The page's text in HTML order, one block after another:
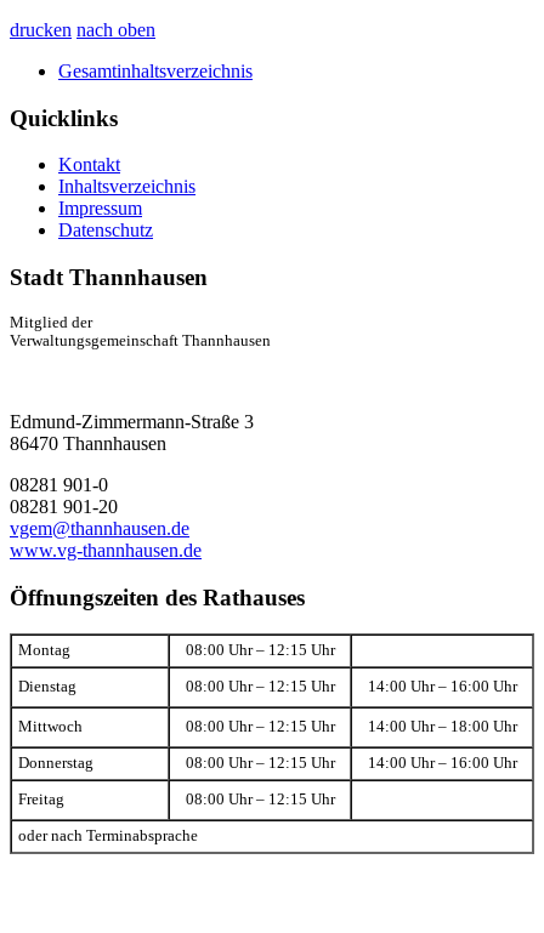
drucken nach oben
Gesamtinhaltsverzeichnis
Quicklinks
Kontakt
Inhaltsverzeichnis
Impressum
Datenschutz
Stadt Thannhausen
Mitglied der
Verwaltungsgemeinschaft Thannhausen
Edmund-Zimmermann-Straße 3
86470 Thannhausen
08281 901-0
08281 901-20
vgem@thannhausen.de
www.vg-thannhausen.de
Öffnungszeiten des Rathauses
Montag 08:00 Uhr – 12:15 Uhr
Dienstag 08:00 Uhr – 12:15 Uhr 14:00 Uhr – 16:00 Uhr
Mittwoch 08:00 Uhr – 12:15 Uhr 14:00 Uhr – 18:00 Uhr
Donnerstag 08:00 Uhr – 12:15 Uhr 14:00 Uhr – 16:00 Uhr
Freitag 08:00 Uhr – 12:15 Uhr
oder nach Terminabsprache